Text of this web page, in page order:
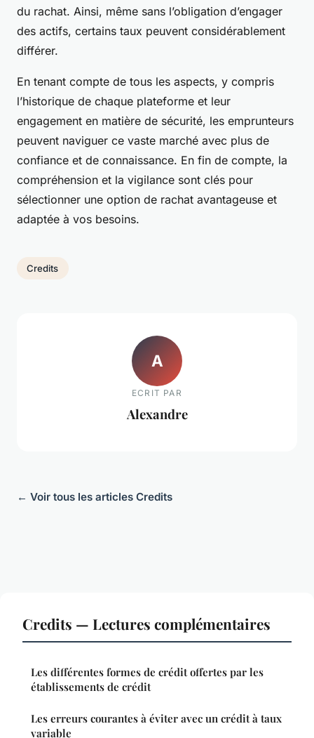
du rachat. Ainsi, même sans l’obligation d’engager
des actifs, certains taux peuvent considérablement
différer.
En tenant compte de tous les aspects, y compris
l’historique de chaque plateforme et leur
engagement en matière de sécurité, les emprunteurs
peuvent naviguer ce vaste marché avec plus de
confiance et de connaissance. En fin de compte, la
compréhension et la vigilance sont clés pour
sélectionner une option de rachat avantageuse et
adaptée à vos besoins.
Credits
A
ECRIT PAR
Alexandre
← Voir tous les articles Credits
Credits — Lectures complémentaires
Les différentes formes de crédit offertes par les
établissements de crédit
Les erreurs courantes à éviter avec un crédit à taux
variable